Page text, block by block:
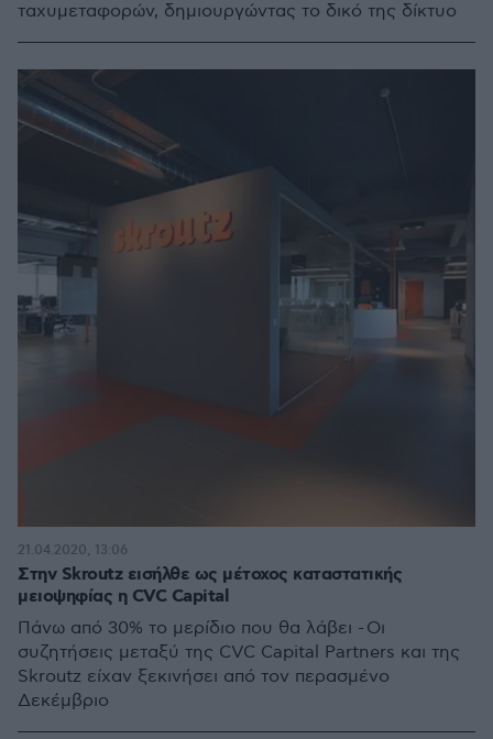
ταχυμεταφορών, δημιουργώντας το δικό της δίκτυο
Στην Skroutz εισήλθε ως μέτοχος καταστατικής
μειοψηφίας η CVC Capital
Πάνω από 30% το μερίδιο που θα λάβει - Οι
συζητήσεις μεταξύ της CVC Capital Partners και της
Skroutz είχαν ξεκινήσει από τον περασμένο
Δεκέμβριο
21.04.2020, 13:06